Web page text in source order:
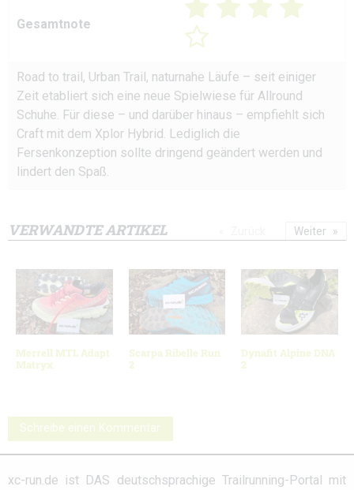
Gesamtnote
Road to trail, Urban Trail, naturnahe Läufe – seit einiger
Zeit etabliert sich eine neue Spielwiese für Allround
Schuhe. Für diese – und darüber hinaus – empfiehlt sich
Craft mit dem Xplor Hybrid. Lediglich die
Fersenkonzeption sollte dringend geändert werden und
lindert den Spaß.
VERWANDTE ARTIKEL
Merrell MTL Adapt
Matryx
Scarpa Ribelle Run
2
Dynafit Alpine DNA
2
Weiter
Schreibe einen Kommentar
xc-run.de ist DAS deutschsprachige Trailrunning-Portal mit